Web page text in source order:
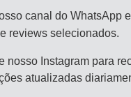
kit básico de
canal do WhatsApp
reviews selecionados.
nosso Instagram para
atualizadas